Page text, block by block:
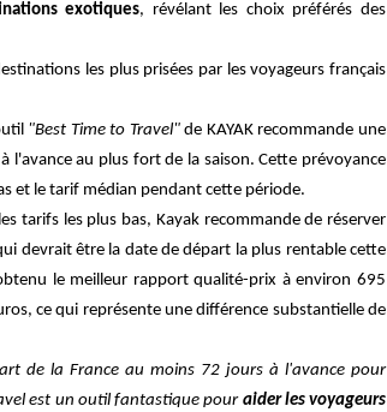
exotiques, révélant les choix préférés des
les plus prisées par les voyageurs français
"Best Time to Travel"de KAYAK recommande une
l'avance au plus fort de la saison. Cette prévoyance
et le tarif médian pendant cette période.
tarifs les plus bas, Kayak recommande de réserver
devrait être la date de départ la plus rentable cette
le meilleur rapport qualité-prix à environ 695
ce qui représente une différence substantielle de
de la France au moins 72 jours à l'avance pour
est un outil fantastique pouraider les voyageurs